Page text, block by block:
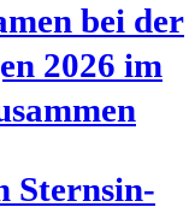
bei der
2026 im
Stern­sin­